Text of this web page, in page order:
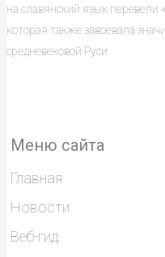
на славянский язык перевели
которая также завоевала
средневековой Руси.
Меню сайта
Главная
Новости
Веб-гид